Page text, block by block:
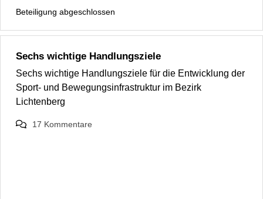
Beteiligung abgeschlossen
Sechs wichtige Handlungsziele
Sechs wichtige Handlungsziele für die Entwicklung der
Sport- und Bewegungsinfrastruktur im Bezirk
Lichtenberg
17 Kommentare